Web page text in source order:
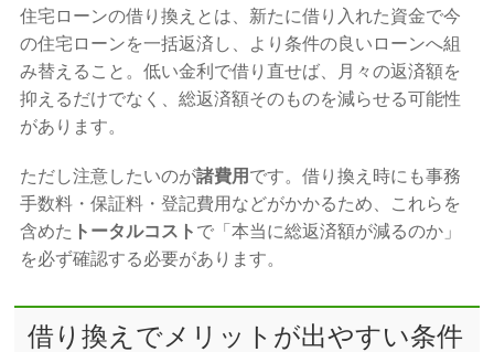
住宅ローンの借り換えとは、新たに借り入れた資金で今
の住宅ローンを一括返済し、より条件の良いローンへ組
み替えること。低い金利で借り直せば、月々の返済額を
抑えるだけでなく、総返済額そのものを減らせる可能性
があります。
ただし注意したいのが諸費用 です。借り換え時にも事務
手数料・保証料・登記費用などがかかるため、これらを
含めた トータルコスト で「本当に総返済額が減るのか」
を必ず確認する必要があります。
借り換えでメリットが出やすい条件